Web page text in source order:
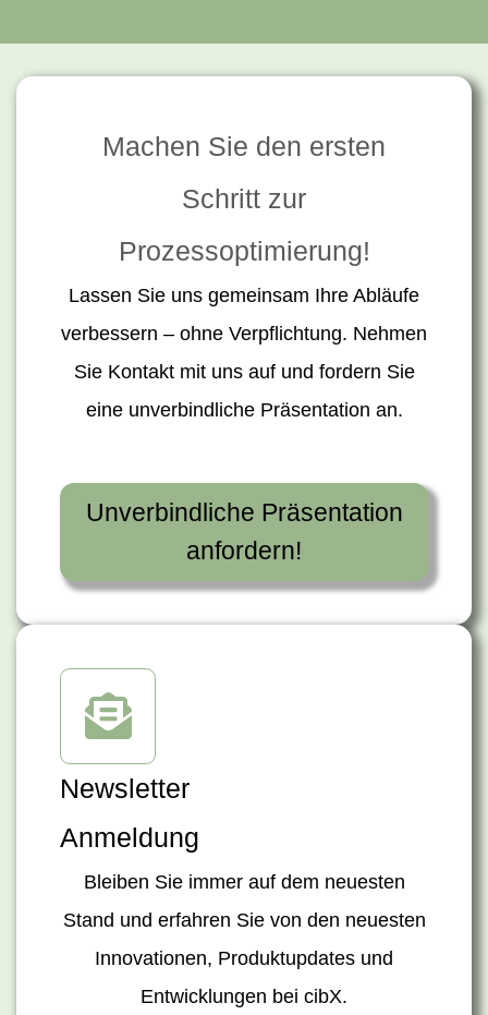
Machen Sie den ersten
Schritt zur
Prozessoptimierung!
Lassen Sie uns gemeinsam Ihre Abläufe
verbessern – ohne Verpflichtung. Nehmen
Sie Kontakt mit uns auf und fordern Sie
eine unverbindliche Präsentation an.
Unverbindliche Präsentation
anfordern!
Newsletter
Anmeldung
Bleiben Sie immer auf dem neuesten
Stand und erfahren Sie von den neuesten
Innovationen, Produktupdates und
Entwicklungen bei cibX.